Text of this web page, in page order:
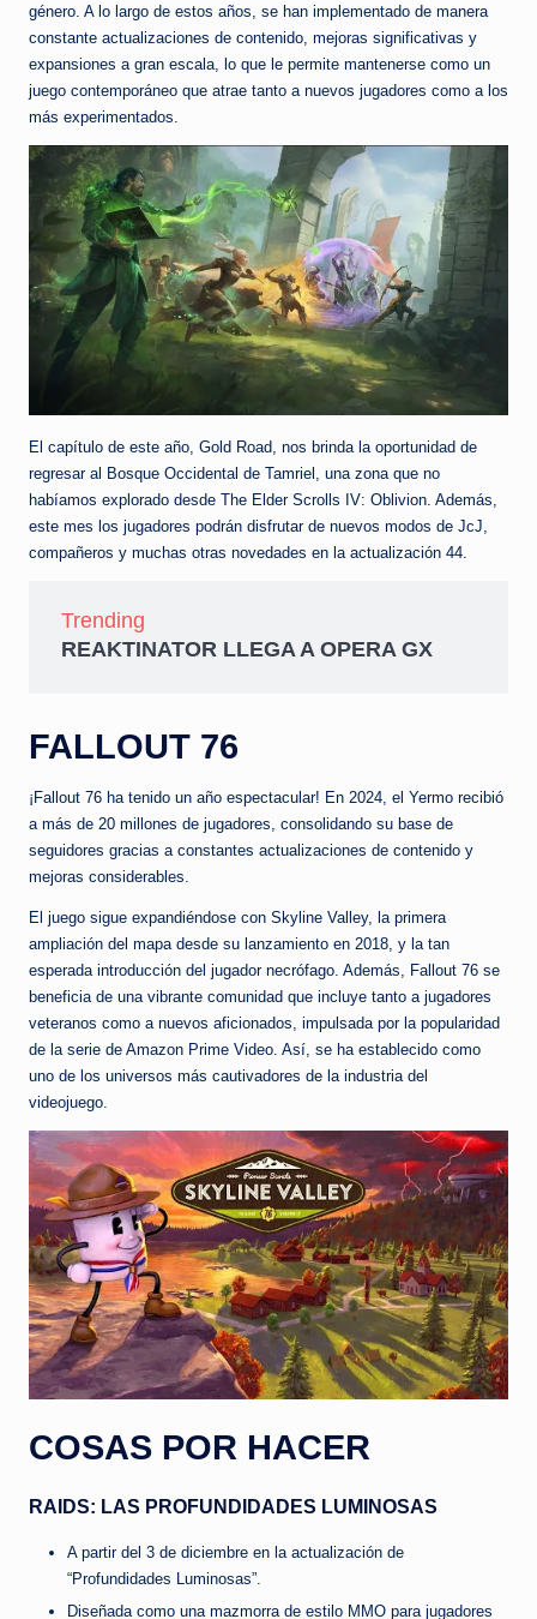
género. A lo largo de estos años, se han implementado de manera
constante actualizaciones de contenido, mejoras significativas y
expansiones a gran escala, lo que le permite mantenerse como un
juego contemporáneo que atrae tanto a nuevos jugadores como a los
más experimentados.
El capítulo de este año, Gold Road, nos brinda la oportunidad de
regresar al Bosque Occidental de Tamriel, una zona que no
habíamos explorado desde The Elder Scrolls IV: Oblivion. Además,
este mes los jugadores podrán disfrutar de nuevos modos de JcJ,
compañeros y muchas otras novedades en la actualización 44.
Trending
REAKTINATOR LLEGA A OPERA GX
FALLOUT 76
¡Fallout 76 ha tenido un año espectacular! En 2024, el Yermo recibió
a más de 20 millones de jugadores, consolidando su base de
seguidores gracias a constantes actualizaciones de contenido y
mejoras considerables.
El juego sigue expandiéndose con Skyline Valley, la primera
ampliación del mapa desde su lanzamiento en 2018, y la tan
esperada introducción del jugador necrófago. Además, Fallout 76 se
beneficia de una vibrante comunidad que incluye tanto a jugadores
veteranos como a nuevos aficionados, impulsada por la popularidad
de la serie de Amazon Prime Video. Así, se ha establecido como
uno de los universos más cautivadores de la industria del
videojuego.
COSAS POR HACER
RAIDS: LAS PROFUNDIDADES LUMINOSAS
A partir del 3 de diciembre en la actualización de
“Profundidades Luminosas”.
Diseñada como una mazmorra de estilo MMO para jugadores